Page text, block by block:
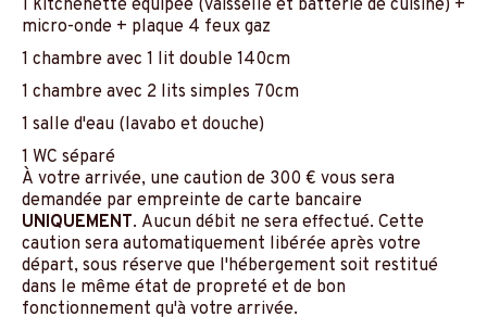
1 kitchenette équipée (vaisselle et batterie de cuisine) +
micro-onde + plaque 4 feux gaz
1 chambre avec 1 lit double 140cm
1 chambre avec 2 lits simples 70cm
1 salle d'eau (lavabo et douche)
1 WC séparé
À votre arrivée, une caution de 300 € vous sera
demandée par empreinte de carte bancaire
UNIQUEMENT. Aucun débit ne sera effectué. Cette
caution sera automatiquement libérée après votre
départ, sous réserve que l'hébergement soit restitué
dans le même état de propreté et de bon
fonctionnement qu'à votre arrivée.